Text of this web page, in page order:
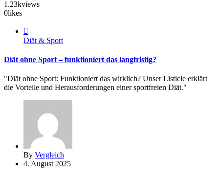
1.23kviews
0likes
Diät & Sport
Diät ohne Sport – funktioniert das langfristig?
"Diät ohne Sport: Funktioniert das wirklich? Unser Listicle erklärt
die Vorteile und Herausforderungen einer sportfreien Diät."
By Vergleich
4. August 2025